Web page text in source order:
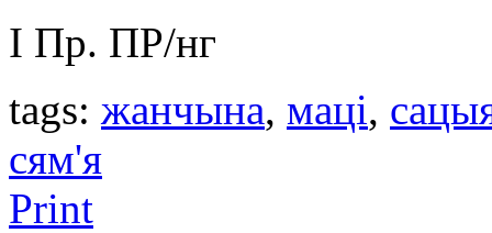
І Пр. ПР/нг
tags: жанчына, маці,
сям'я
Print